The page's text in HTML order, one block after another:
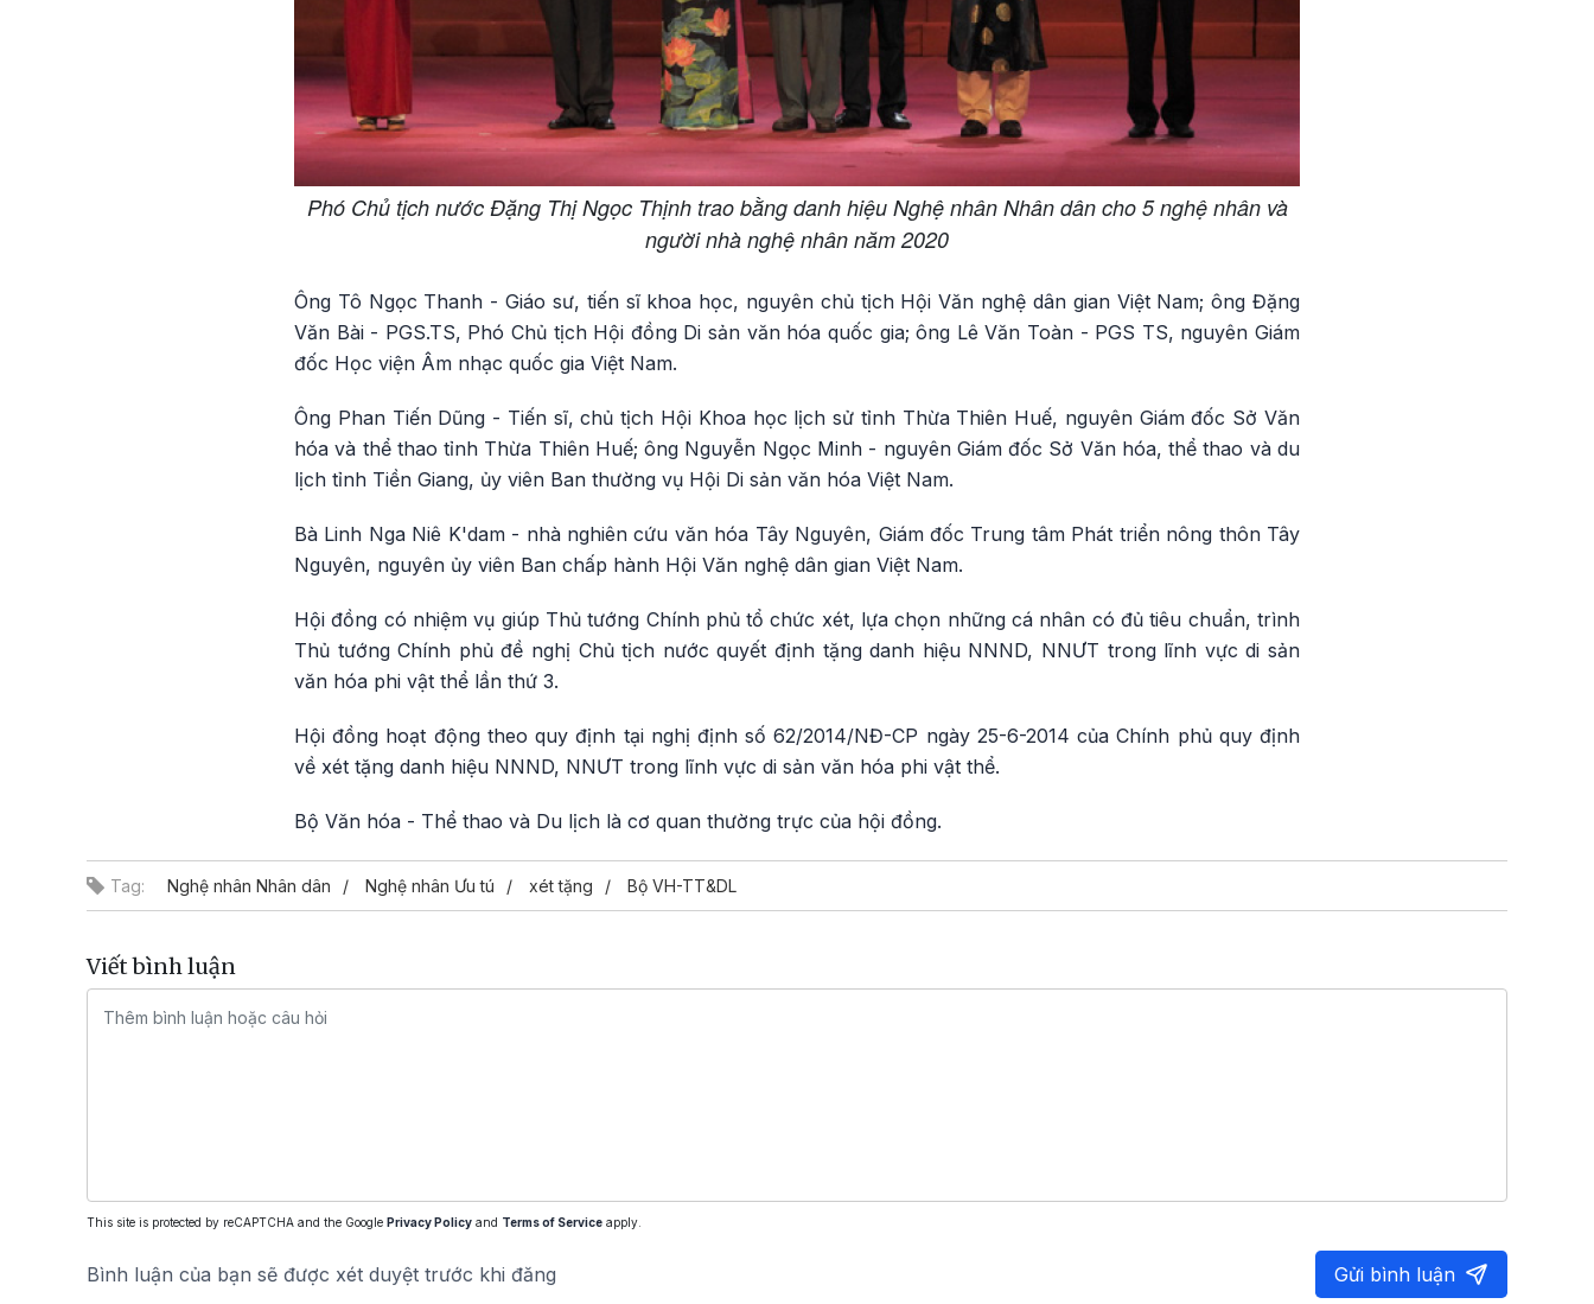
Phó Chủ tịch nước Đặng Thị Ngọc Thịnh trao bằng danh hiệu Nghệ nhân Nhân dân cho 5 nghệ nhân và
người nhà nghệ nhân năm 2020
Ông Tô Ngọc Thanh - Giáo sư, tiến sĩ khoa học, nguyên chủ tịch Hội Văn nghệ dân gian Việt Nam; ông Đặng
Văn Bài - PGS.TS, Phó Chủ tịch Hội đồng Di sản văn hóa quốc gia; ông Lê Văn Toàn - PGS TS, nguyên Giám
đốc Học viện Âm nhạc quốc gia Việt Nam.
Ông Phan Tiến Dũng - Tiến sĩ, chủ tịch Hội Khoa học lịch sử tỉnh Thừa Thiên Huế, nguyên Giám đốc Sở Văn
hóa và thể thao tỉnh Thừa Thiên Huế; ông Nguyễn Ngọc Minh - nguyên Giám đốc Sở Văn hóa, thể thao và du
lịch tỉnh Tiền Giang, ủy viên Ban thường vụ Hội Di sản văn hóa Việt Nam.
Bà Linh Nga Niê K'dam - nhà nghiên cứu văn hóa Tây Nguyên, Giám đốc Trung tâm Phát triển nông thôn Tây
Nguyên, nguyên ủy viên Ban chấp hành Hội Văn nghệ dân gian Việt Nam.
Hội đồng có nhiệm vụ giúp Thủ tướng Chính phủ tổ chức xét, lựa chọn những cá nhân có đủ tiêu chuẩn, trình
Thủ tướng Chính phủ đề nghị Chủ tịch nước quyết định tặng danh hiệu NNND, NNƯT trong lĩnh vực di sản
văn hóa phi vật thể lần thứ 3.
Hội đồng hoạt động theo quy định tại nghị định số 62/2014/NĐ-CP ngày 25-6-2014 của Chính phủ quy định
về xét tặng danh hiệu NNND, NNƯT trong lĩnh vực di sản văn hóa phi vật thể.
Bộ Văn hóa - Thể thao và Du lịch là cơ quan thường trực của hội đồng.
Tag: Nghệ nhân Nhân dân Nghệ nhân Ưu tú xét tặng Bộ VH-TT&DL
Viết bình luận
This site is protected by reCAPTCHA and the Google Privacy Policy and Terms of Service apply.
Bình luận của bạn sẽ được xét duyệt trước khi đăng Gửi bình luận